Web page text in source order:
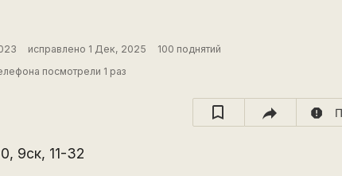
исправлено 1 Дек, 2025
100 поднятий
посмотрели 1 раз
report
9ск, 11-32